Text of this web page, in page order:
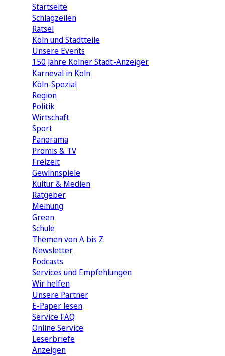
Startseite
Schlagzeilen
Rätsel
Köln und Stadtteile
Unsere Events
150 Jahre Kölner Stadt-Anzeiger
Karneval in Köln
Köln-Spezial
Region
Politik
Wirtschaft
Sport
Panorama
Promis & TV
Freizeit
Gewinnspiele
Kultur & Medien
Ratgeber
Meinung
Green
Schule
Themen von A bis Z
Newsletter
Podcasts
Services und Empfehlungen
Wir helfen
Unsere Partner
E-Paper lesen
Service FAQ
Online Service
Leserbriefe
Anzeigen